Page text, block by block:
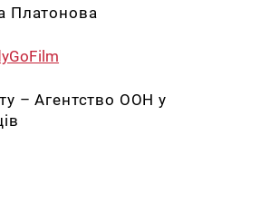
Платонова
– Агентство ООН у